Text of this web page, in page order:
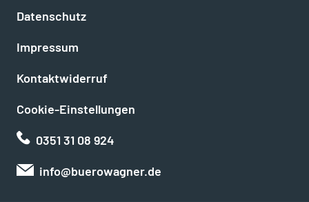
Datenschutz
Impressum
Kontaktwiderruf
Cookie-Einstellungen
0351 31 08 924
info@buerowagner.de